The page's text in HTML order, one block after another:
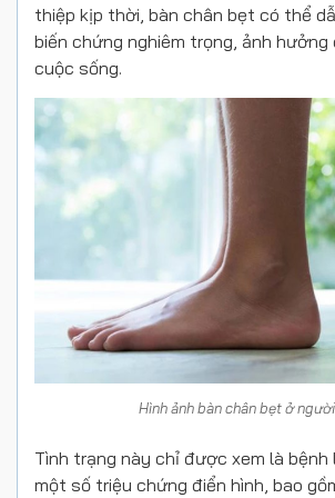
thiệp kịp thời, bàn chân bẹt có thể
biến chứng nghiêm trọng, ảnh
cuộc sống.
Hình ảnh bàn chân bẹt ở
Tình trạng này chỉ được xem là bệnh
một số triệu chứng điển hình, bao